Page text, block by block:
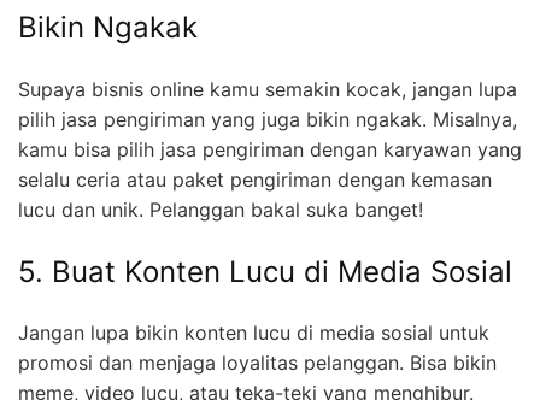
Bikin Ngakak
Supaya bisnis online kamu semakin kocak, jangan lupa
pilih jasa pengiriman yang juga bikin ngakak. Misalnya,
kamu bisa pilih jasa pengiriman dengan karyawan yang
selalu ceria atau paket pengiriman dengan kemasan
lucu dan unik. Pelanggan bakal suka banget!
5. Buat Konten Lucu di Media Sosial
Jangan lupa bikin konten lucu di media sosial untuk
promosi dan menjaga loyalitas pelanggan. Bisa bikin
meme, video lucu, atau teka-teki yang menghibur.